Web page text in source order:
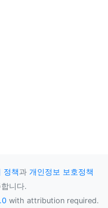
정책과 개인정보 보호정책
니다.
with attribution required.